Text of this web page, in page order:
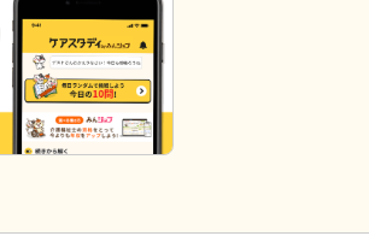
すがいかがでし
ごくネガティブ
また、介護の世
」的な思考が強
職人みたいな考